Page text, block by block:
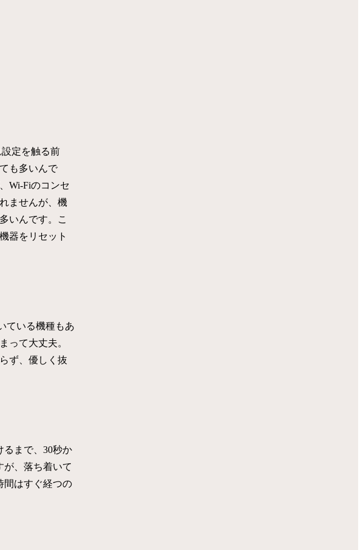
定を触る前
も多いんで
Wi-Fiのコンセ
ませんが、機
いんです。こ
器をリセット
ている機種もあ
って大丈夫。
ず、優しく抜
るまで、30秒か
が、落ち着いて
間はすぐ経つの